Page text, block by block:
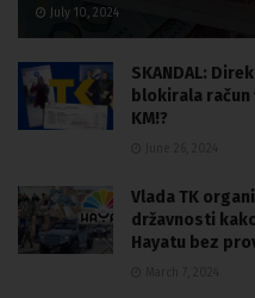
July 10, 2024
SKANDAL:
blokirala račun
KM!?
Vlada TK
državnosti
Hayatu bez